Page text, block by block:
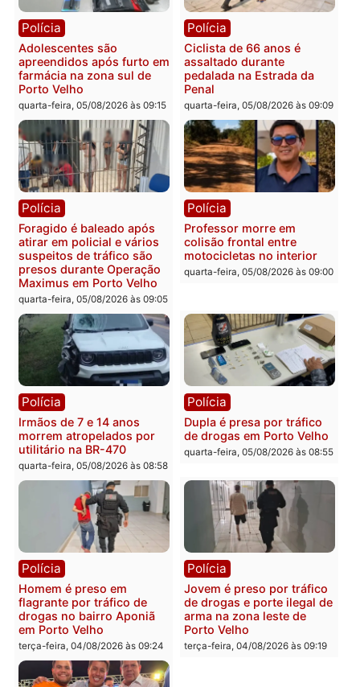
quarta-feira, 05/08/2026 às 12:29
fim e eleições de 2026
entram na reta decisiva
Rondônia
quarta-feira, 05/08/2026 às
Rondônia
Médicos são investigados
por suspeita de receber
salário sem cumprir carga
horária em RO
quarta-feira, 05/08/2026 às 12:25
Polícia
Operação Contemplados
cumpre mandados e
prende investigado por
fraude na falsa oferta de
financiamentos
Polícia
Adolescentes são
apreendidos após furto em
farmácia na zona sul de
Porto Velho
quarta-feira, 05/08/2026 às 09:15
Polícia
Ciclista de 66 anos é
assaltado durante
pedalada na Estrada da
quarta-feira, 05/08/2026 às
Polícia
Foragido é baleado após
atirar em policial e vários
suspeitos de tráfico são
presos durante Operação
Maximus em Porto Velho
Polícia
Professor morre em
colisão frontal entre
motocicletas no interior